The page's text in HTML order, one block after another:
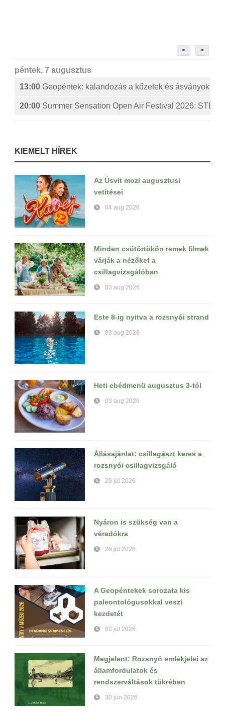
< >
péntek, 7 augusztus
13:00 Geopéntek: kalandozás a kőzetek és ásványok
20:00 Summer Sensation Open Air Festival 2026:
KIEMELT HÍREK
Az Úsvit mozi augusztusi
vetítései
04 aug 2026
Minden csütörtökön remek filmek
várják a nézőket a
csillagvizsgálóban
03 aug 2026
Este 8-ig nyitva a rozsnyói strand
03 aug 2026
Heti ebédmenü augusztus 3-tól
03 aug 2026
Állásajánlat: csillagászt keres a
rozsnyói csillagvizsgáló
29 júl 2026
Nyáron is szükség van a
véradókra
28 júl 2026
A Geopéntekek sorozata kis
paleontológusokkal veszi
kezdetét
02 júl 2026
Megjelent: Rozsnyó emlékjelei az
államfordulatok és
rendszerváltások tükrében
30 jún 2026